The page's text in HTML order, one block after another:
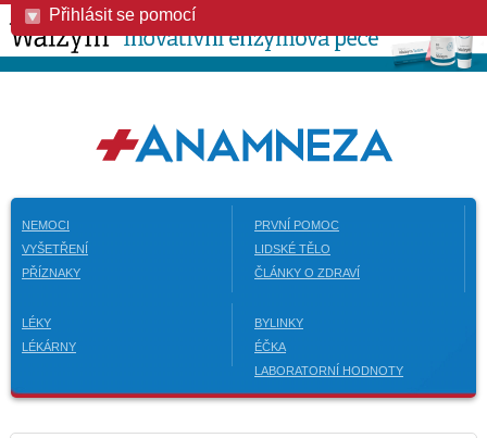
Přihlásit se pomocí
NEMOCI
VYŠETŘENÍ
PŘÍZNAKY
PRVNÍ POMOC
LIDSKÉ TĚLO
ČLÁNKY O ZDRAVÍ
LÉKY
LÉKÁRNY
BYLINKY
ÉČKA
LABORATORNÍ HODNOTY